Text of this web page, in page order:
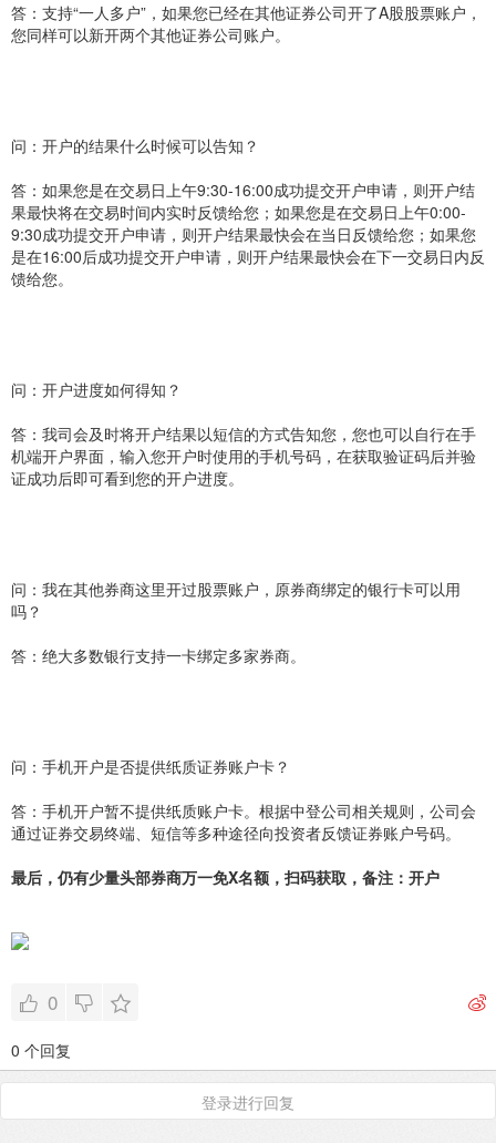
答：支持“一人多户”，如果您已经在其他证券公司开了A股股票账户，
您同样可以新开两个其他证券公司账户。
问：开户的结果什么时候可以告知？
答：如果您是在交易日上午9:30-16:00成功提交开户申请，则开户结
果最快将在交易时间内实时反馈给您；如果您是在交易日上午0:00-
9:30成功提交开户申请，则开户结果最快会在当日反馈给您；如果您
是在16:00后成功提交开户申请，则开户结果最快会在下一交易日内反
馈给您。
问：开户进度如何得知？
答：我司会及时将开户结果以短信的方式告知您，您也可以自行在手
机端开户界面，输入您开户时使用的手机号码，在获取验证码后并验
证成功后即可看到您的开户进度。
问：我在其他券商这里开过股票账户，原券商绑定的银行卡可以用
吗？
答：绝大多数银行支持一卡绑定多家券商。
问：手机开户是否提供纸质证券账户卡？
答：手机开户暂不提供纸质账户卡。根据中登公司相关规则，公司会
通过证券交易终端、短信等多种途径向投资者反馈证券账户号码。
最后，仍有少量头部券商万一免X名额，扫码获取，备注：开户
0
0 个回复
登录进行回复